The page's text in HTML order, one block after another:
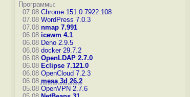
Программы:
07.08 Chrome 151.0.7922.108
07.08 WordPress 7.0.3
07.08 nmap 7.991
06.08 icewm 4.1
06.08 Deno 2.9.5
06.08 docker 29.7.2
06.08 OpenLDAP 2.7.0
06.08 Eclipse 7.121.0
06.08 OpenCloud 7.2.3
06.08 mesa 3d 26.2
05.08 OpenVPN 2.7.6